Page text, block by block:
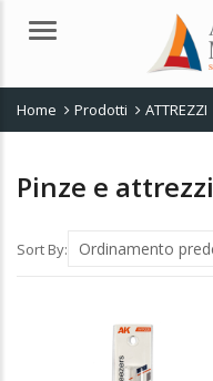
Menu
Home Prodotti ATTREZZI
Pinze e
Sort By: